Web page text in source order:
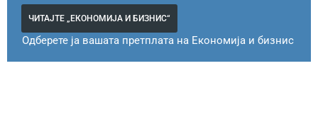
ЧИТАЈТЕ „ЕКОНОМИЈА И БИЗНИС“
Одберете ја вашата претплата на Економија и бизнис